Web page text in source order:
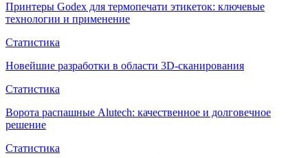
Принтеры Godex для термопечати этикеток: ключевые
технологии и применение
Статистика
Новейшие разработки в области 3D-сканирования
Статистика
Ворота распашные Alutech: качественное и долговечное
решение
Статистика